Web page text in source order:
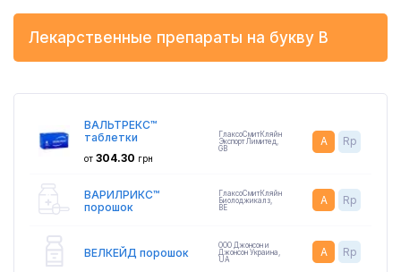
Лекарственные препараты на букву В
ВАЛЬТРЕКС™
таблетки
от 304.30 грн
ГлаксоСмитКляйн
Экспорт Лимитед,
GB
A Rp
ВАРИЛРИКС™
порошок
ГлаксоСмитКляйн
Биолоджикалз,
BE
A Rp
ВЕЛКЕЙД порошок
ООО Джонсон и
Джонсон Украина
UA
A Rp